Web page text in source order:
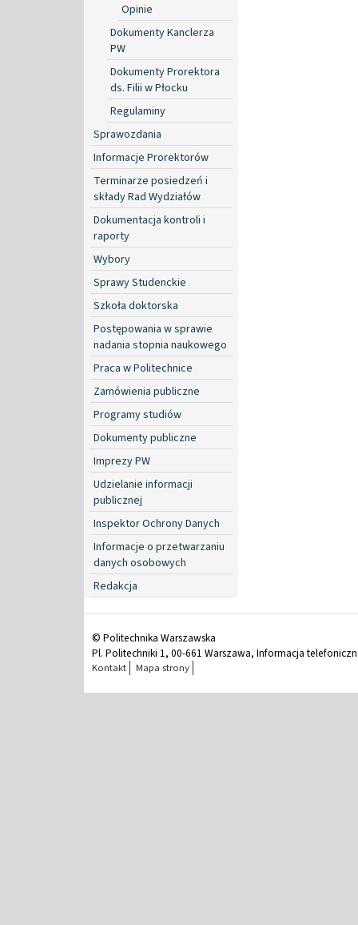
Opinie
Dokumenty Kanclerza
PW
Dokumenty Prorektora
ds. Filii w Płocku
Regulaminy
Sprawozdania
Informacje Prorektorów
Terminarze posiedzeń i
składy Rad Wydziałów
Dokumentacja kontroli i
raporty
Wybory
Sprawy Studenckie
Szkoła doktorska
Postępowania w sprawie
nadania stopnia naukowego
Praca w Politechnice
Zamówienia publiczne
Programy studiów
Dokumenty publiczne
Imprezy PW
Udzielanie informacji
publicznej
Inspektor Ochrony Danych
Informacje o przetwarzaniu
danych osobowych
Redakcja
© Politechnika Warszawska
Pl. Politechniki 1, 00-661 Warszawa, Informacja
Kontakt Mapa strony